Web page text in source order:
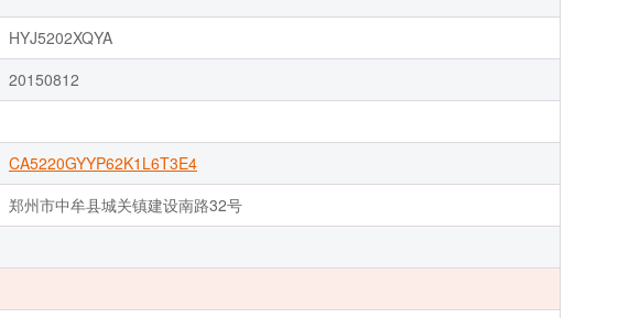
HYJ5202XQYA
20150812
CA5220GYYP62K1L6T3E4
郑州市中牟县城关镇建设南路32号